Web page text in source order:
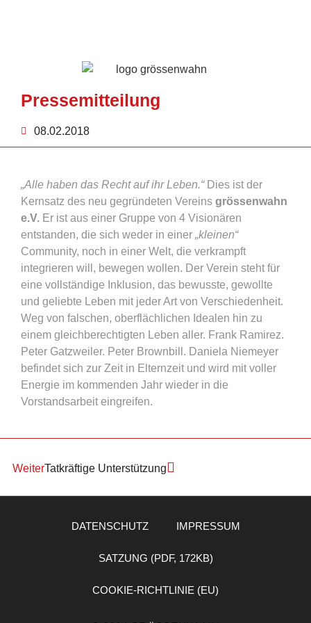
Pressemitteilung
08.02.2018
„Alle haben das Recht auf ihr Leben.“Dies ist der
Kernsatz des neu gegründeten Vereins grössenwahn
e.V. Er ist aus einer Gruppe von 4 Visionären
entstanden, die sich weder in einer „kleinen“
Community, noch in einer Welt, die verkrampft
integrieren will, bewegen wollen. Der Verein steht für
eine vollständige Inklusion, das bewusste, gewollte
und geliebte Leben mit jeder Art von Verschiedenheit.
Weg von falschen, oberflächlichen Idealen hin zu
einem gleichberechtigten Leben aller. Frank Ramirez.
Peter Gatzweiler. Peter Brownbill. Daniela Niemeyer
befindet sich zur Zeit in Elternzeit und wird mit voller
Energie im kommenden Jahr wieder in die
Vorstandsarbeit eingreifen.
WeiterTatkräftige Unterstützung
DATENSCHUTZ IMPRESSUM
SATZUNG (PDF, 172KB)
COOKIE-RICHTLINIE (EU)